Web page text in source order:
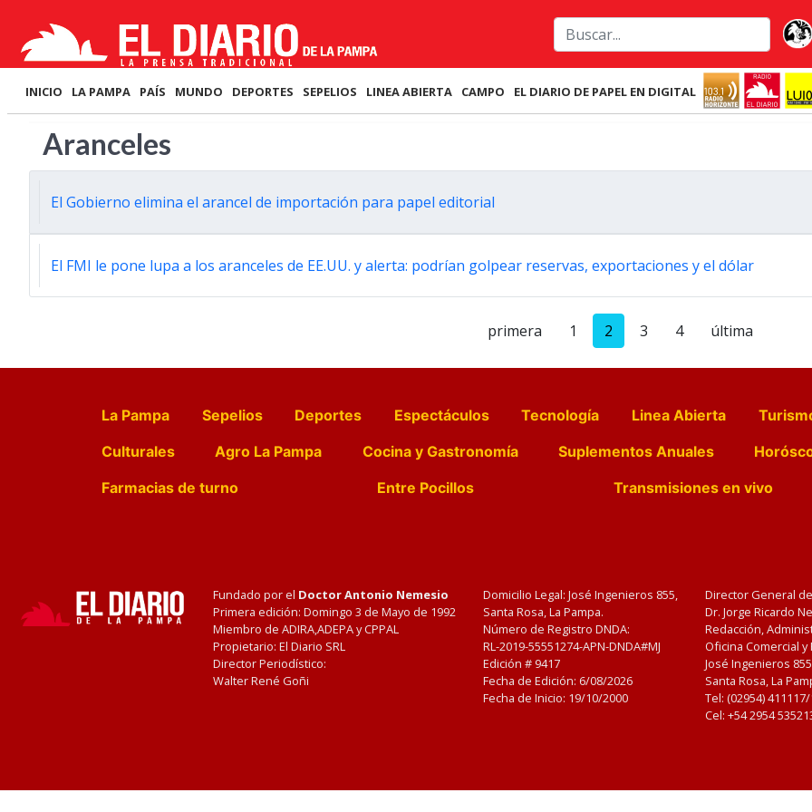
INICIO LA PAMPA PAÍS MUNDO DEPORTES SEPELIOS LINEA ABIERTA CAMPO EL DIARIO DE PAPEL EN DIGITAL
Aranceles
El Gobierno elimina el arancel de importación para papel editorial
El FMI le pone lupa a los aranceles de EE.UU. y alerta: podrían golpear reservas, exportaciones y el dólar
primera 1 2 3 4 última
La Pampa Sepelios Deportes Espectáculos Tecnología Linea Abierta
Culturales
Agro La Pampa Cocina y Gastronomía Suplementos Anuales
Farmacias de turno
Entre Pocillos Transmisiones en vivo
Fundado por el Doctor Antonio Nemesio
Primera edición: Domingo 3 de Mayo de 1992
Miembro de ADIRA,ADEPA y CPPAL
Propietario: El Diario SRL
Director Periodístico:
Walter René Goñi
Domicilio Legal: José Ingenieros 855,
Santa Rosa, La Pampa.
Número de Registro DNDA:
RL-2019-55551274-APN-DNDA#MJ
Edición # 9417
Fecha de Edición: 6/08/2026
Fecha de Inicio: 19/10/2000
Director General
Dr. Jorge Ricardo
Redacción,
Oficina Comercial
José Ingenieros
Santa Rosa, La
Tel: (02954)
Cel: +54 2954